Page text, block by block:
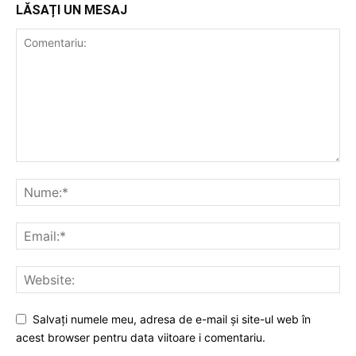
LĂSAȚI UN MESAJ
Salvați numele meu, adresa de e-mail și site-ul web în
acest browser pentru data viitoare i comentariu.